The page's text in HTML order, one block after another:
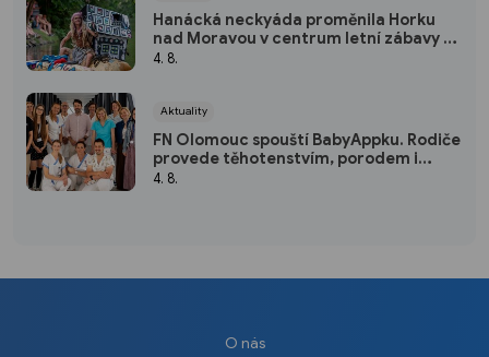
Hanácká neckyáda proměnila Horku
nad Moravou v centrum letní zábavy a
vodácké fantazie
4. 8.
Aktuality
FN Olomouc spouští BabyAppku. Rodiče
provede těhotenstvím, porodem i
prvními dny s miminkem
4. 8.
O nás